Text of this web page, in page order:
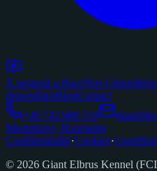
À proposLa RaceNos Chiens
disponiblesBlogContact
+40 742 689 510
Maramureș, Roumanie
Confidentialité·Cookies·
© 2026 Giant Elbrus Kennel